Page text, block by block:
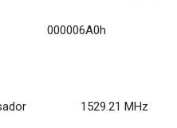
1529.21 MHz